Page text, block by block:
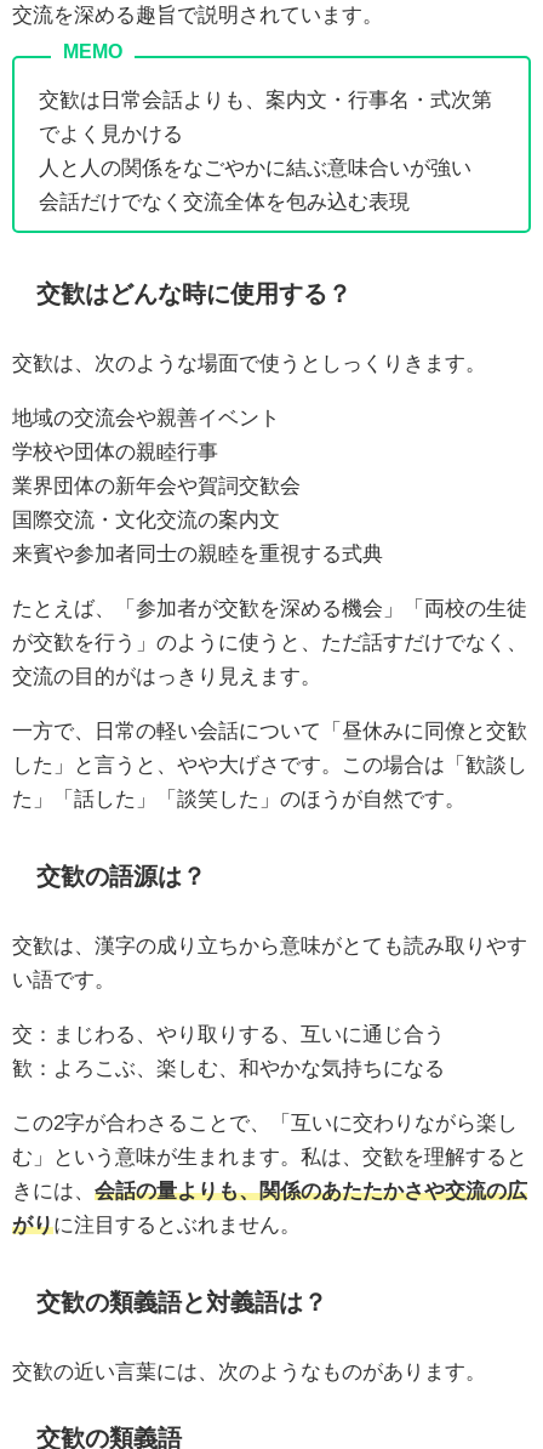
交流を深める趣旨で説明されています。
交歓は日常会話よりも、案内文・行事名・式次第
でよく見かける
人と人の関係をなごやかに結ぶ意味合いが強い
会話だけでなく交流全体を包み込む表現
交歓はどんな時に使用する？
交歓は、次のような場面で使うとしっくりきます。
地域の交流会や親善イベント
学校や団体の親睦行事
業界団体の新年会や賀詞交歓会
国際交流・文化交流の案内文
来賓や参加者同士の親睦を重視する式典
たとえば、「参加者が交歓を深める機会」「両校の生徒
が交歓を行う」のように使うと、ただ話すだけでなく、
交流の目的がはっきり見えます。
一方で、日常の軽い会話について「昼休みに同僚と交歓
した」と言うと、やや大げさです。この場合は「歓談し
た」「話した」「談笑した」のほうが自然です。
交歓の語源は？
交歓は、漢字の成り立ちから意味がとても読み取りやす
い語です。
交：まじわる、やり取りする、互いに通じ合う
歓：よろこぶ、楽しむ、和やかな気持ちになる
この2字が合わさることで、「互いに交わりながら楽し
む」という意味が生まれます。私は、交歓を理解すると
きには、 会話の量よりも、関係のあたたかさや交流の広
がりに注目するとぶれません。
交歓の類義語と対義語は？
交歓の近い言葉には、次のようなものがあります。
交歓の類義語